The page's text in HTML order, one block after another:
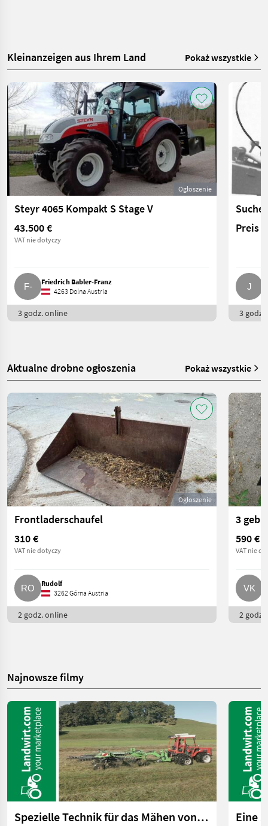
Kleinanzeigen aus Ihrem Land Pokaż wszystkie
Ogłoszenie
Steyr 4065 Kompakt S Stage V
43.500 €
VAT nie dotyczy
Friedrich Babler-Franz
4263 Dolna Austria
3 godz. online
Suche
Preis
3 godz.
Aktualne drobne ogłoszenia Pokaż wszystkie
Ogłoszenie
Frontladerschaufel
310 €
VAT nie dotyczy
Rudolf
3262 Górna Austria
2 godz. online
590 €
VAT nie
2 godz.
Najnowsze filmy
Spezielle Technik für das Mähen von Feuchtwiesen | landwirt.com